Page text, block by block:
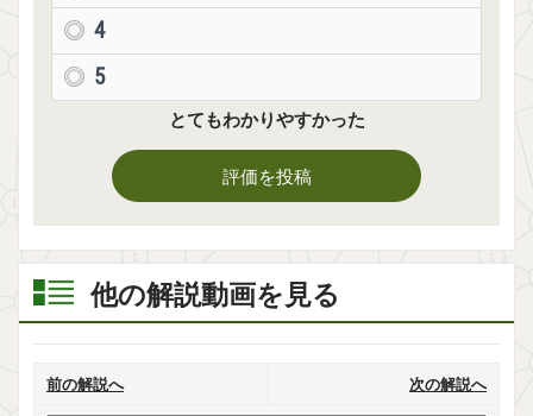
4
5
とてもわかりやすかった
評価を投稿
他の解説動画を見る
前の解説へ 次の解説へ